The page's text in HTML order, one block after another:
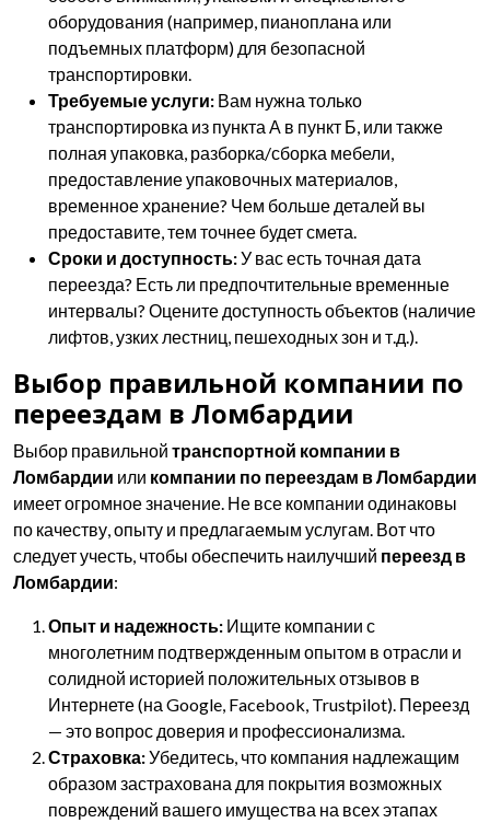
оборудования (например, пианоплана или
подъемных платформ) для безопасной
транспортировки.
Требуемые услуги: Вам нужна только
транспортировка из пункта А в пункт Б, или также
полная упаковка, разборка/сборка мебели,
предоставление упаковочных материалов,
временное хранение? Чем больше деталей вы
предоставите, тем точнее будет смета.
Сроки и доступность:У вас есть точная дата
переезда? Есть ли предпочтительные временные
интервалы? Оцените доступность объектов (наличие
лифтов, узких лестниц, пешеходных зон и т.д.).
Выбор правильной компании по
переездам в Ломбардии
Выбор правильной транспортной компании в
Ломбардии или компании по переездам в Ломбардии
имеет огромное значение. Не все компании одинаковы
по качеству, опыту и предлагаемым услугам. Вот что
следует учесть, чтобы обеспечить наилучший переезд в
Ломбардии:
Опыт и надежность: Ищите компании с
многолетним подтвержденным опытом в отрасли и
солидной историей положительных отзывов в
Интернете (на Google, Facebook, Trustpilot). Переезд
— это вопрос доверия и профессионализма.
Страховка:Убедитесь, что компания надлежащим
образом застрахована для покрытия возможных
повреждений вашего имущества на всех этапах